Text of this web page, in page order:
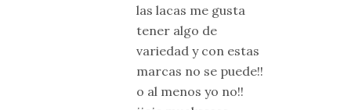
las lacas me gusta
tener algo de
variedad y con estas
marcas no se puede!!
o al menos yo no!!